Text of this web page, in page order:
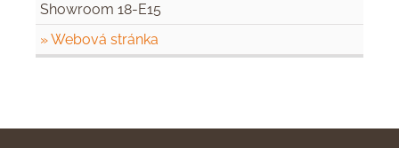
Showroom 18-E15
» Webová stránka